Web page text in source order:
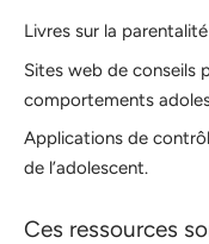
Livres sur la
Sites web de conseils
comportements
Applications de
de l’adolescent.
Ces ressources